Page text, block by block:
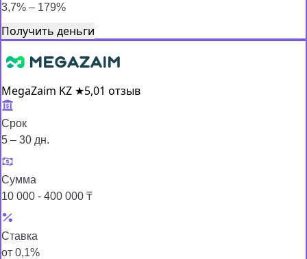
3,7% – 179%
Получить деньги
MegaZaim KZ ★5,01 отзыв
Срок
5 – 30 дн.
Сумма
10 000 - 400 000 ₸
Ставка
от 0,1%